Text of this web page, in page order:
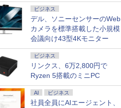
ビジネス
デル、ソニーセンサーのWeb
カメラを標準搭載した小規模
会議向け43型4Kモニター
ビジネス
リンクス、6万2,800円で
Ryzen 5搭載のミニPC
AI ビジネス
社員全員にAIエージェント、